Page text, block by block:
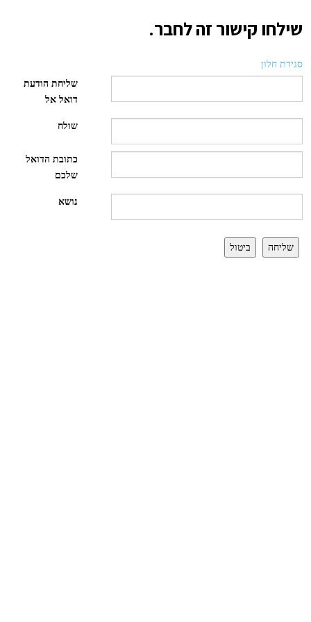
שילחו קישור זה לחבר.
סגירת חלון
שליחת הודעת
דואל אל
שולח
כתובת הדואל
שלכם
נושא
שליחה ביטול